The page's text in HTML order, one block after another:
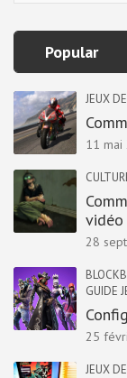
Popular
JEUX
11 mai
vidéo
28
GUIDE
25
JEUX